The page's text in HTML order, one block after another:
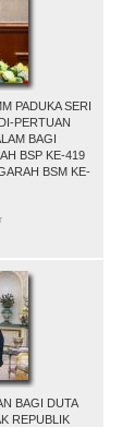
PADUKA SERI
PERTUAN
BAGI
BSP KE-419
BSM KE-
BAGI DUTA
REPUBLIK